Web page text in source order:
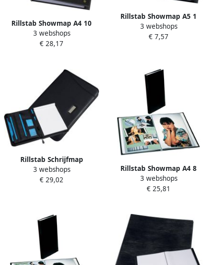
Rillstab Showmap A4 10
kanaals 100-tassen zwart
3 webshops
€ 28,17
Rillstab Showmap A5 1
kanaals 10 tassen zwart
3 webshops
€ 7,57
Rillstab Schrijfmap
Excellent de luxe A4
lederlook zwart
3 webshops
€ 29,02
Rillstab Showmap A4 8
kanaals 80-tassen zwart
3 webshops
€ 25,81